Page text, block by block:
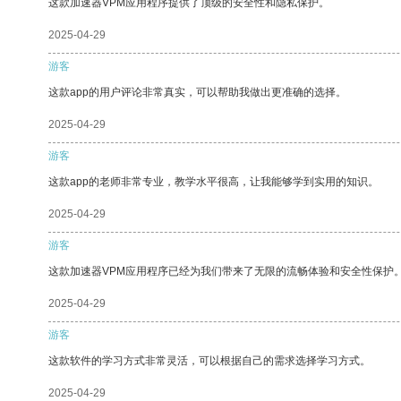
这款加速器VPM应用程序提供了顶级的安全性和隐私保护。
2025-04-29
游客
这款app的用户评论非常真实，可以帮助我做出更准确的选择。
2025-04-29
游客
这款app的老师非常专业，教学水平很高，让我能够学到实用的知识。
2025-04-29
游客
这款加速器VPM应用程序已经为我们带来了无限的流畅体验和安全性保护
2025-04-29
游客
这款软件的学习方式非常灵活，可以根据自己的需求选择学习方式。
2025-04-29